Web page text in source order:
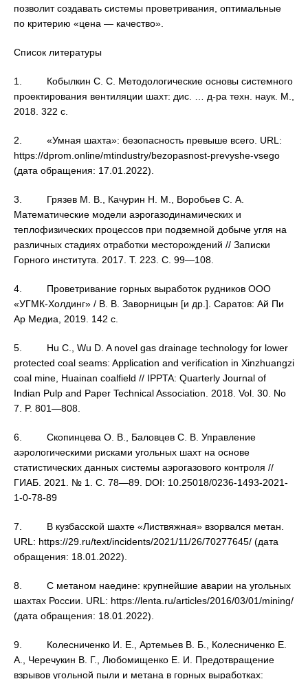
позволит создавать системы проветривания, оптимальные
по критерию «цена — качество».
Список литературы
1. Кобылкин С. С. Методологические основы системного
проектирования вентиляции шахт: дис. … д-ра техн. наук. М.,
2018. 322 с.
2. «Умная шахта»: безопасность превыше всего. URL:
https://dprom.online/mtindustry/bezopasnost-prevyshe-vsego
(дата обращения: 17.01.2022).
3. Грязев М. В., Качурин Н. М., Воробьев С. А.
Математические модели аэрогазодинамических и
теплофизических процессов при подземной добыче угля на
различных стадиях отработки месторождений // Записки
Горного института. 2017. Т. 223. С. 99—108.
4. Проветривание горных выработок рудников ООО
«УГМК-Холдинг» / В. В. Заворницын [и др.]. Саратов: Ай Пи
Ар Медиа, 2019. 142 с.
5. Hu C., Wu D. A novel gas drainage technology for lower
protected coal seams: Application and verification in Xinzhuangzi
coal mine, Huainan coalfield // IPPTA: Quarterly Journal of
Indian Pulp and Paper Technical Association. 2018. Vol. 30. No
7. P. 801—808.
6. Скопинцева О. В., Баловцев С. В. Управление
аэрологическими рисками угольных шахт на основе
статистических данных системы аэрогазового контроля //
ГИАБ. 2021. № 1. С. 78—89. DOI: 10.25018/0236-1493-2021-
1-0-78-89
7. В кузбасской шахте «Листвяжная» взорвался метан.
URL: https://29.ru/text/incidents/2021/11/26/70277645/ (дата
обращения: 18.01.2022).
8. С метаном наедине: крупнейшие аварии на угольных
шахтах России. URL: https://lenta.ru/articles/2016/03/01/mining/
(дата обращения: 18.01.2022).
9. Колесниченко И. Е., Артемьев В. Б., Колесниченко Е.
А., Черечукин В. Г., Любомищенко Е. И. Предотвращение
взрывов угольной пыли и метана в горных выработках: